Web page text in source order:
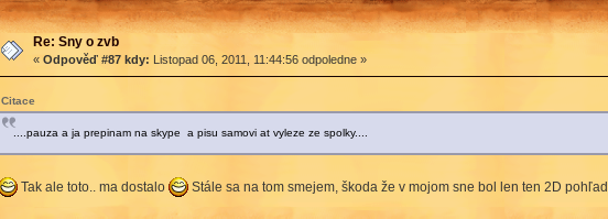
Re: Sny o zvb
« Odpověď #87 kdy: Listopad 06, 2011, 11:44:56 odpoledne »
Citace
....pauza a ja prepinam na skype a pisu samovi at vyleze ze spolky....
Tak ale toto.. ma dostalo Stále sa na tom smejem, škoda že v mojom sne bol len ten 2D pohľad